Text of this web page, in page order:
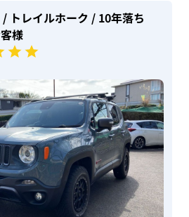
/ トレイルホーク / 10年落ち
様